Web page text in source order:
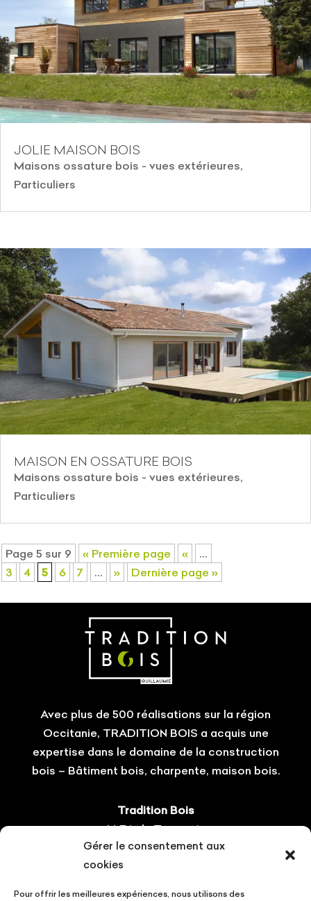
Gérer le consentement aux
cookies
Pour offrir les meilleures expériences, nous utilisons des
JOLIE MAISON BOIS
Maisons ossature bois - vues extérieures,
Particuliers
MAISON EN OSSATURE BOIS
Maisons ossature bois - vues extérieures,
Particuliers
Page 5 sur 9 « Première page «
…
3
4 5 6 7 … » Dernière page »
Avec plus de 500 réalisations sur la région
Occitanie, TRADITION BOIS a acquis une
expertise dans le domaine de la construction
bois – Bâtiment bois, charpente, maison bois.
Tradition Bois
14 ZA du Tourneris
31470 Bonrepos-sur-Aussonnelle
Tel : 05.61.08.60.54